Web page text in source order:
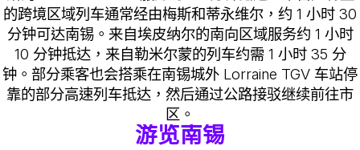
的跨境区域列车通常经由梅斯和蒂永维尔，约 1 小时 30
分钟可达南锡。来自埃皮纳尔的南向区域服务约 1 小时
10 分钟抵达，来自勒米尔蒙的列车约需 1 小时 35 分
钟。部分乘客也会搭乘在南锡城外 Lorraine TGV 车站停
靠的部分高速列车抵达，然后通过公路接驳继续前往市
区。
游览南锡